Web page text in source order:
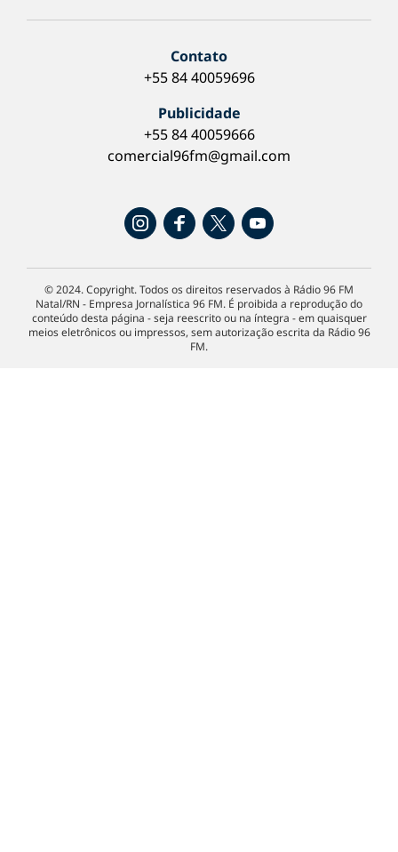
Contato
+55 84 40059696
Publicidade
+55 84 40059666
comercial96fm@gmail.com
© 2024. Copyright. Todos os direitos reservados à Rádio 96 FM
Natal/RN - Empresa Jornalística 96 FM. É proibida a reprodução do
conteúdo desta página - seja reescrito ou na íntegra - em quaisquer
meios eletrônicos ou impressos, sem autorização escrita da Rádio 96
FM.